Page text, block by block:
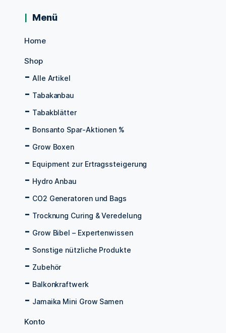
Menü
Home
Shop
Alle Artikel
Tabakanbau
Tabakblätter
Bonsanto Spar-Aktionen %
Grow Boxen
Equipment zur Ertragssteigerung
Hydro Anbau
CO2 Generatoren und Bags
Trocknung Curing & Veredelung
Grow Bibel – Expertenwissen
Sonstige nützliche Produkte
Zubehör
Balkonkraftwerk
Jamaika Mini Grow Samen
Konto